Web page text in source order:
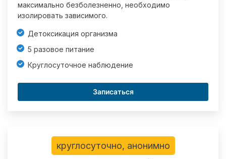
максимально безболезненно, необходимо
изолировать зависимого.
Детоксикация организма
5 разовое питание
Круглосуточное наблюдение
Записаться
круглосуточно, анонимно